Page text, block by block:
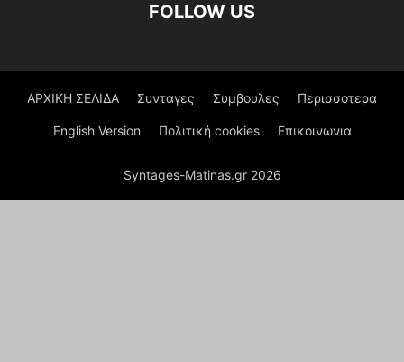
FOLLOW US
ΑΡΧΙΚΗ ΣΕΛΙΔΑ Συνταγες Συμβουλες Περισσοτερα
English Version Πολιτική cookies Επικοινωνια
Syntages-Matinas.gr 2026